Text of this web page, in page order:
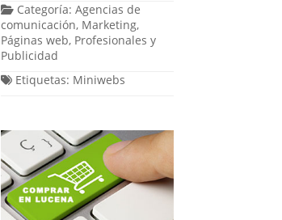
Categoría:Agencias de
comunicación, Marketing,
Páginas web, Profesionales y
Publicidad
Etiquetas: Miniwebs